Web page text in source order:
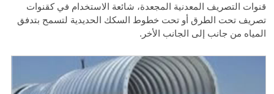
قنوات التصريف المعدنية المجعدة، شائعة الاستخدام في كقنوات
تصريف تحت الطرق أو تحت خطوط السكك الحديدية لتسمح بتدفق
المياه من جانب إلى الجانب الأخر.